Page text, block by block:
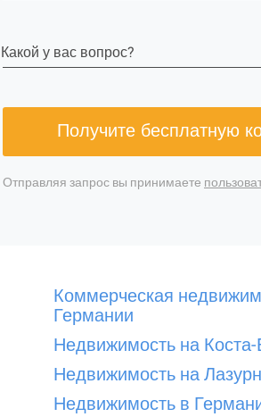
Какой у вас вопрос?
Получите бесплатную
Отправляя запрос вы принимаете
Коммерческая
Германии
Недвижимость на
Недвижимость на
Недвижимость в